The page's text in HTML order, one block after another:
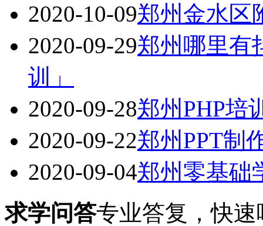
2020-10-09郑州金水区
2020-09-29郑州哪里有
训」
2020-09-28郑州PHP培
2020-09-22郑州PPT制
2020-09-04郑州零基础
求学问答专业答复，快速